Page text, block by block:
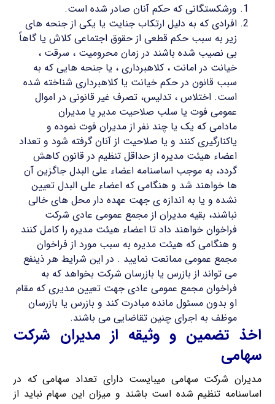
ورشکستگانی که حکم آنان صادر شده است.
افرادی که به دلیل ارتکاب جنایت یا یکی از جنحه های
زیر به سبب حکم قطعی از حقوق اجتماعی کلاش یا گاهاً
بی نصیب شده باشند در زمان محرومیت ، سرقت ،
خیانت در امانت ، کلاهبرداری ، یا جنحه هایی که به
سبب قانون در حکم خیانت یا کلاهبرداری شناخته شده
است. اختلاس ، تدلیس، تصرف غیر قانونی در اموال
عمومی فوت یا سلب صلاحیت مدیر یا مدیران
مادامی که یک یا چند نفر از مدیران فوت نموده و
یاکنارگیری کنند و یا صلاحیت از آنان گرفته شود و تعداد
اعضاء هیئت مدیره از حداقل تنظیم در قانون کاهش
گردد، به موجب اساسنامه اعضاء علی البدل جاگزین آن
ها خواهند شد و هنگامی که اعضاء علی البدل تعیین
نشده و یا به اندازه ی جهت عهده دار محل های خالی
نباشند، بقیه مدیران از مجمع عمومی عادی شرکت
فراخوان خواهند داد تا اعضاء هیئت مدیره را کامل کنند
و هنگامی که هیئت مدیره به سبب مورد از فراخوان
مجمع عمومی ممانعت نمایید . در این شرایط هر ذینفع
می تواند از بازرس یا بازرسان شرکت بخواهد که به
فراخوان مجمع عمومی عادی جهت تعیین مدیری که مقام
او بدون مسئول مانده مبادرت کند و بازرس یا بازرسان
موظف به اجرای چنین تقاضایی می باشند.
اخذ تضمین و وثیقه از مدیران شرکت
سهامی
مدیران شرکت سهامی میبایست دارای تعداد سهامی که در
اساسنامه تنظیم شده است باشند و میزان این سهام نباید از